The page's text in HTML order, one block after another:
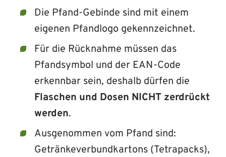
Die Pfand-Gebinde sind mit einem
eigenen Pfandlogo gekennzeichnet.
Für die Rücknahme müssen das
Pfandsymbol und der EAN-Code
erkennbar sein, deshalb dürfen die
Flaschen und Dosen NICHT zerdrückt
werden.
Ausgenommen vom Pfand sind:
Getränkeverbundkartons (Tetrapacks),